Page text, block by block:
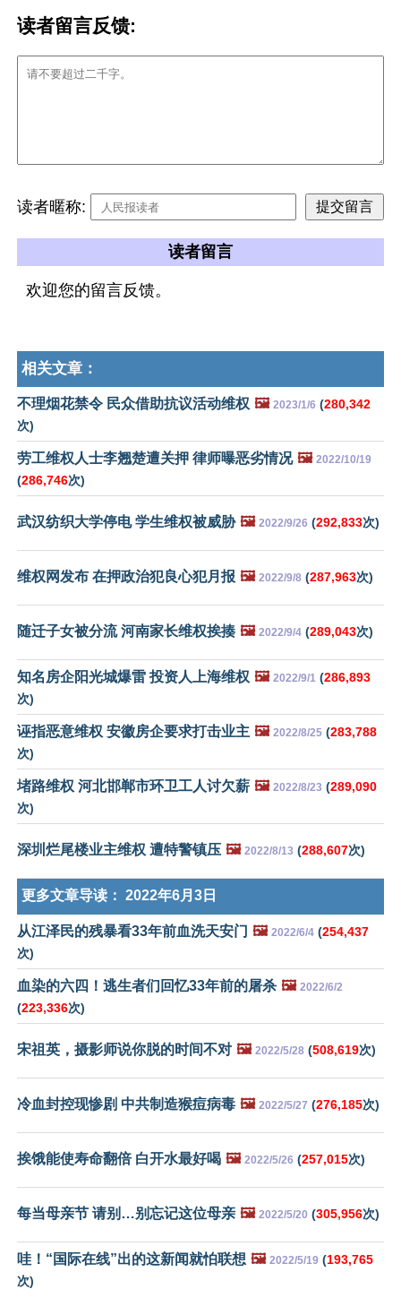
读者留言反馈:
读者暱称:
读者留言
欢迎您的留言反馈。
相关文章：
不理烟花禁令 民众借助抗议活动维权 🖼️ 2023/1/6 (280,342
次)
劳工维权人士李翘楚遭关押 律师曝恶劣情况 🖼️ 2022/10/19
(286,746次)
武汉纺织大学停电 学生维权被威胁 🖼️ 2022/9/26 (292,833次)
维权网发布 在押政治犯良心犯月报 🖼️ 2022/9/8 (287,963次)
随迁子女被分流 河南家长维权挨揍 🖼️ 2022/9/4 (289,043次)
知名房企阳光城爆雷 投资人上海维权 🖼️ 2022/9/1 (286,893
次)
诬指恶意维权 安徽房企要求打击业主 🖼️ 2022/8/25 (283,788
次)
堵路维权 河北邯郸市环卫工人讨欠薪 🖼️ 2022/8/23 (289,090
次)
深圳烂尾楼业主维权 遭特警镇压 🖼️ 2022/8/13 (288,607次)
更多文章导读： 2022年6月3日
从江泽民的残暴看33年前血洗天安门 🖼️ 2022/6/4 (254,437
次)
血染的六四！逃生者们回忆33年前的屠杀 🖼️ 2022/6/2
(223,336次)
宋祖英，摄影师说你脱的时间不对 🖼️ 2022/5/28 (508,619次)
冷血封控现惨剧 中共制造猴痘病毒 🖼️ 2022/5/27 (276,185次)
挨饿能使寿命翻倍 白开水最好喝 🖼️ 2022/5/26 (257,015次)
每当母亲节 请别…别忘记这位母亲 🖼️ 2022/5/20 (305,956次)
哇！“国际在线”出的这新闻就怕联想 🖼️ 2022/5/19 (193,765
次)